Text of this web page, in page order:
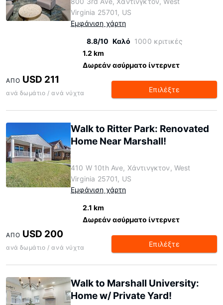
Virginia 25701, US
Εμφάνιση χάρτη
8.8/10 Καλό 1000 κριτικές
1.2 km
Δωρεάν ασύρματο ίντερνετ
ΑΠΌ USD 211
ανά δωμάτιο / ανά νύχτα Επιλέξτε
Walk to Ritter Park: Renovated
Home Near Marshall!
410 W 10th Ave, Χάντινγκτον, West
Virginia 25701, US
Εμφάνιση χάρτη
2.1 km
Δωρεάν ασύρματο ίντερνετ
ΑΠΌ USD 200
ανά δωμάτιο / ανά νύχτα Επιλέξτε
Walk to Marshall University:
Home w/ Private Yard!